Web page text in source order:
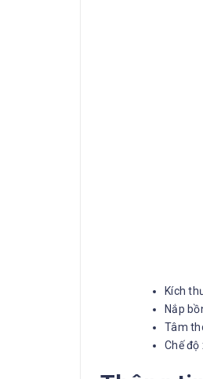
Kích
Nắp
Tâm
Chế độ